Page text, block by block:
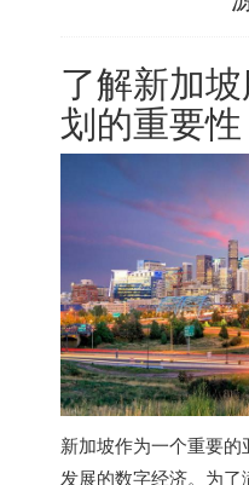
了解新加
划的重要性
新加坡作为一个重要
发展的数字经济。为